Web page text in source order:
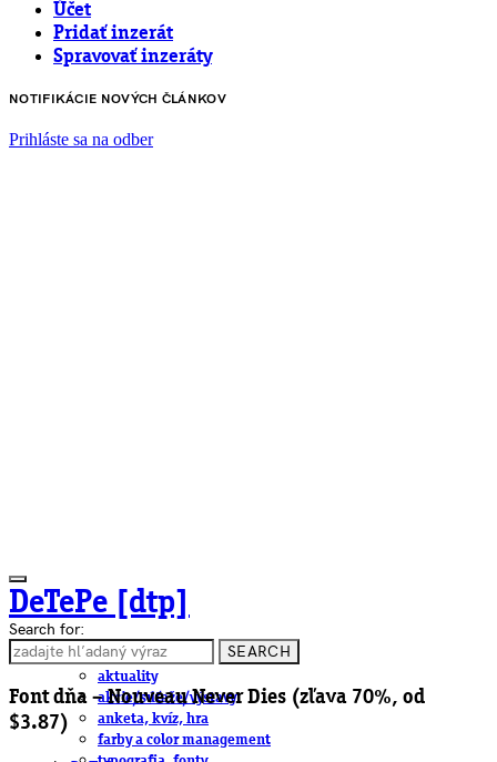
Účet
Pridať inzerát
Spravovať inzeráty
NOTIFIKÁCIE NOVÝCH ČLÁNKOV
Prihláste sa na odber
DeTePe [dtp]
ČLÁNKY
aktuality
akcie/súťaže/výstavy
anketa, kvíz, hra
farby a color management
Search for:
SEARCH
Font dňa – Nouveau Never Dies (zľava 70%, od
$3.87)